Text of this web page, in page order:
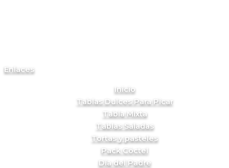
Enlaces
Inicio
Tablas Dulces Para Picar
Tabla Mixta
Tablas Saladas
Tortas y pasteles
Pack Cóctel
Día del Padre